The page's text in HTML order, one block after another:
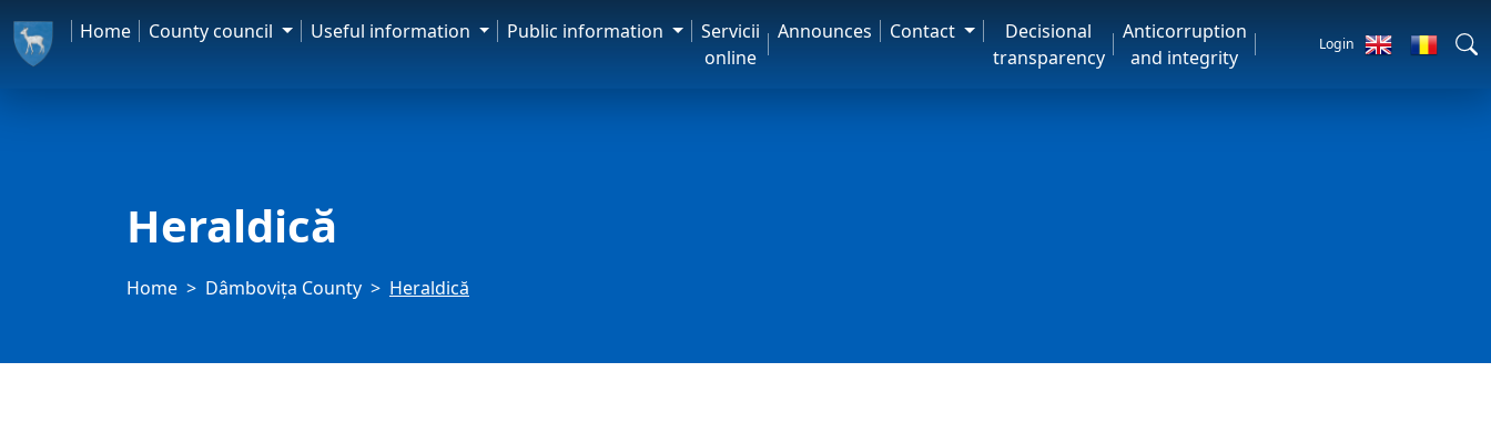
Home County council Useful information Public information
Servicii
online
Announces Contact
Decisional
transparency
Anticorruption
and integrity
Login
Heraldică
Home Dâmbovița County Heraldică